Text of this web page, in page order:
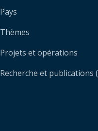
Pays
Thèmes
Projets et opérations
Recherche et publications